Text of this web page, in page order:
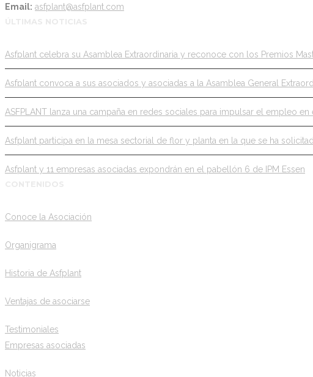
Email: asfplant@asfplant.com
Asfplant celebra su Asamblea Extraordinaria y reconoce con los Premios
Asfplant convoca a sus asociados y asociadas a la Asamblea General
ASFPLANT lanza una campaña en redes sociales para impulsar el empleo
Asfplant participa en la mesa sectorial de flor y planta en la que se ha
Asfplant y 11 empresas asociadas expondrán en el pabellón 6 de IPM Essen
Conoce la Asociación
Organigrama
Historia de Asfplant
Ventajas de asociarse
Testimoniales
Empresas asociadas
Noticias